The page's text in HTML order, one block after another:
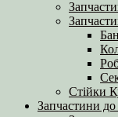
Стійки
Запчастини до